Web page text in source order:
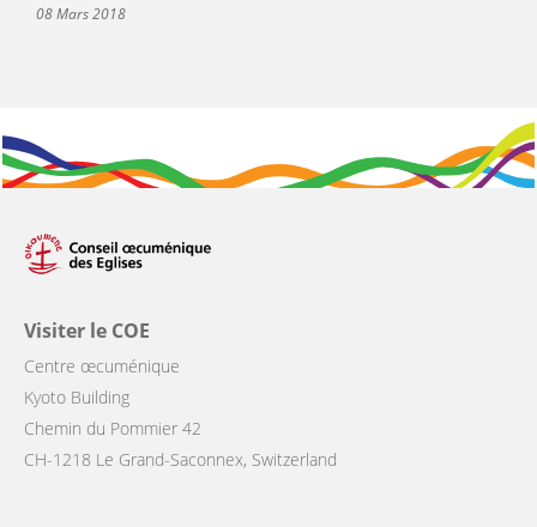
08 Mars 2018
Visiter le COE
Centre œcuménique
Kyoto Building
Chemin du Pommier 42
CH-1218 Le Grand-Saconnex, Switzerland